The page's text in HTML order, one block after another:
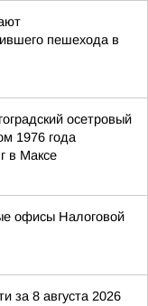
пешехода в
осетровый
1976 года
в Максе
офисы Налоговой
за 8 августа 2026